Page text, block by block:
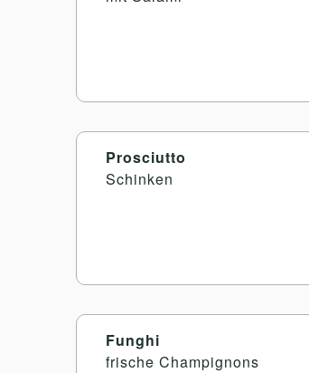
Prosciutto
Schinken
Funghi
frische Champignons